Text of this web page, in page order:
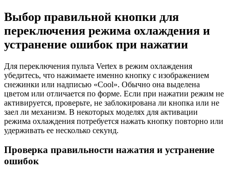
Выбор правильной кнопки для
переключения режима охлаждения и
устранение ошибок при нажатии
Для переключения пульта Vertex в режим охлаждения
убедитесь, что нажимаете именно кнопку с изображением
снежинки или надписью «Cool». Обычно она выделена
цветом или отличается по форме. Если при нажатии режим не
активируется, проверьте, не заблокирована ли кнопка или не
заел ли механизм. В некоторых моделях для активации
режима охлаждения потребуется нажать кнопку повторно или
удерживать ее несколько секунд.
Проверка правильности нажатия и устранение
ошибок